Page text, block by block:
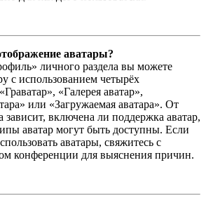
аватары?
личного раздела вы можете
с использованием четырёх
«Галерея аватар»,
или «Загружаемая аватара». От
зависит, включена ли поддержка аватар,
аватар могут быть доступны. Если
аватары, свяжитесь с
конференции для выяснения причин.